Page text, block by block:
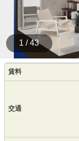
1 / 43
賃料
交通